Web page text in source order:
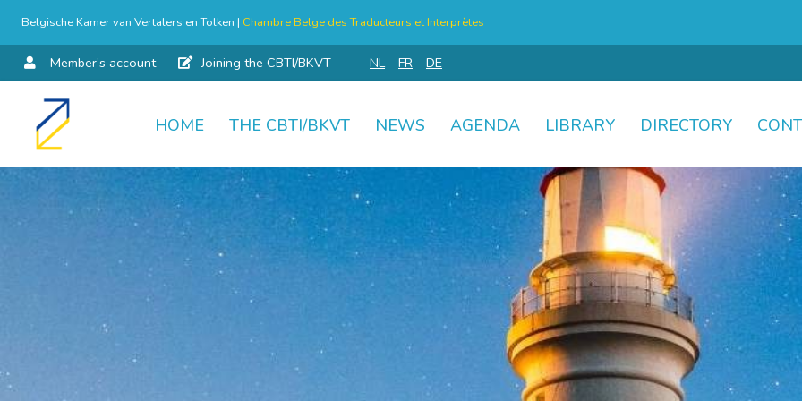
Belgische Kamer van Vertalers en Tolken | Chambre Belge des Traducteurs et Interprètes
Member’s account Joining the CBTI/BKVT NL FR DE
Skip
HOME THE CBTI/BKVT NEWS AGENDA LIBRARY DIRECTORY